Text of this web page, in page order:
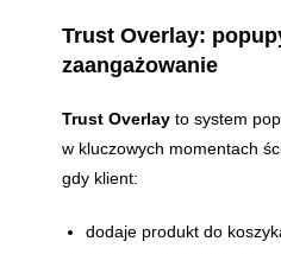
Trust Overlay:
zaangażowanie
Trust Overlay to system
w kluczowych momentach
gdy klient:
dodaje produkt do